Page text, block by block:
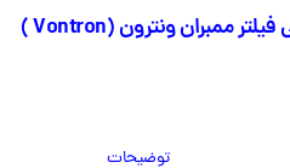
شرایط و محدودیت های عملیاتی فیلتر ممبران ونترون (Vontron )
توضیحات